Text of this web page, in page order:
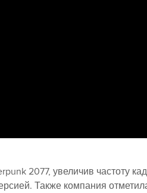
2077, увеличив частоту
Также компания